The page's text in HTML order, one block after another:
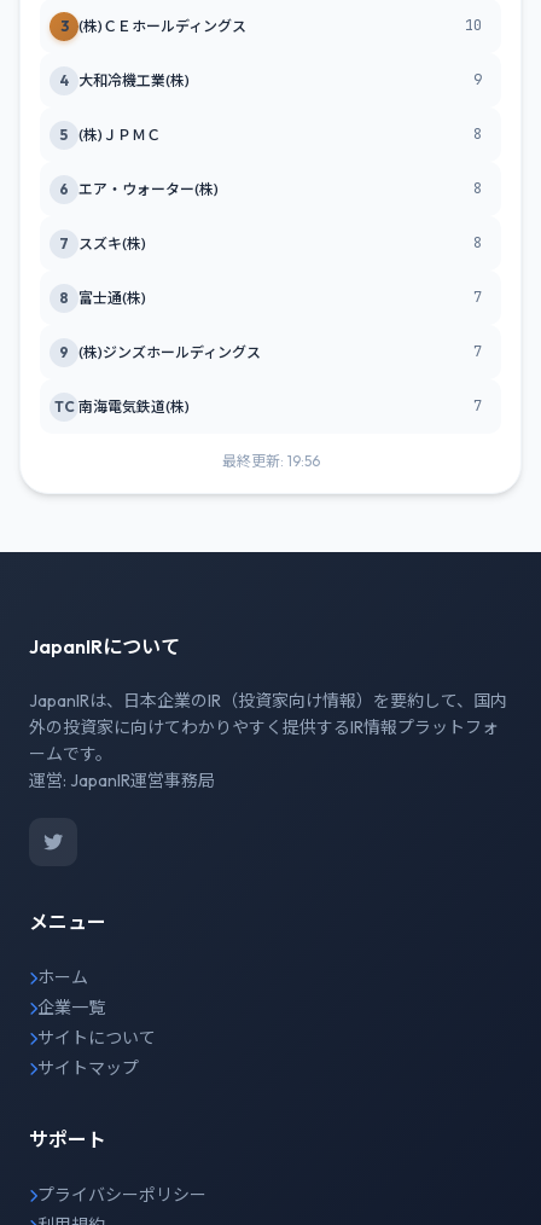
3 (株)ＣＥホールディングス 10
4 大和冷機工業(株) 9
5 (株)ＪＰＭＣ 8
6 エア・ウォーター(株) 8
7 スズキ(株) 8
8 富士通(株) 7
9 (株)ジンズホールディングス 7
TC 南海電気鉄道(株) 7
最終更新: 19:56
JapanIRについて
JapanIRは、日本企業のIR（投資家向け情報）を要約して、国内
外の投資家に向けてわかりやすく提供するIR情報プラットフォ
ームです。
運営: JapanIR運営事務局
メニュー
ホーム
企業一覧
サイトについて
サイトマップ
サポート
プライバシーポリシー